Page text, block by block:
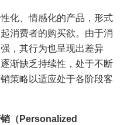
化、情感化的产品，形式
消费者的购买欲。由于消
，其行为也呈现出差异
渐缺乏持续性，处于不断
策略以适应处于各阶段客
（Personalized